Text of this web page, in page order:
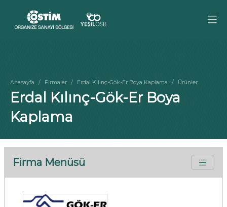
Anasayfa Firmalar Erdal Kılınç-Gök-Er Boya Kaplama Ürünler
Erdal Kılınç-Gök-Er Boya
Kaplama
Firma Menüsü